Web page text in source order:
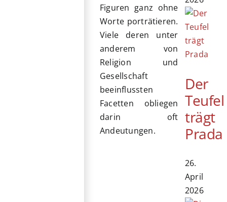
Figuren ganz ohne
Worte porträtieren.
Viele deren unter
anderem von
Religion und
Gesellschaft
beeinflussten
Facetten obliegen
darin oft
Andeutungen.
Der
Teufel
trägt
Prada
26.
April
2026